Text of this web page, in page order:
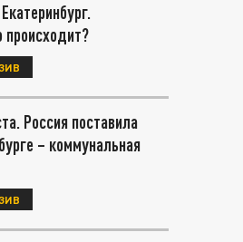
происходит?
Россия поставила
– коммунальная